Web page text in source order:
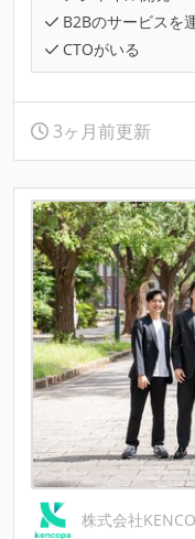
B2Bのサービスを
CTOがいる
3ヶ月前更新
株式会社